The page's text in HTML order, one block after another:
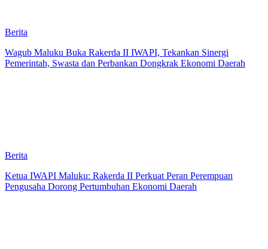
Berita
Wagub Maluku Buka Rakerda II IWAPI, Tekankan Sinergi
Pemerintah, Swasta dan Perbankan Dongkrak Ekonomi Daerah
Berita
Ketua IWAPI Maluku: Rakerda II Perkuat Peran Perempuan
Pengusaha Dorong Pertumbuhan Ekonomi Daerah